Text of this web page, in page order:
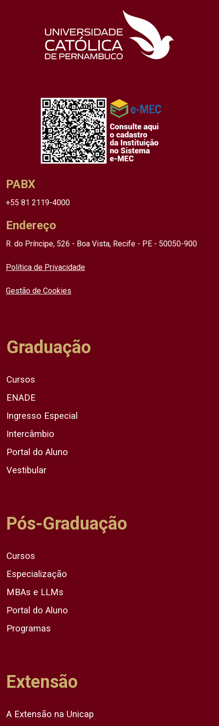
PABX
+55 81 2119-4000
Endereço
R. do Príncipe, 526 - Boa Vista, Recife - PE - 50050-900
Política de Privacidade
Gestão de Cookies
Graduação
Cursos
ENADE
Ingresso Especial
Intercâmbio
Portal do Aluno
Vestibular
Pós-Graduação
Cursos
Especialização
MBAs e LLMs
Portal do Aluno
Programas
Extensão
A Extensão na Unicap